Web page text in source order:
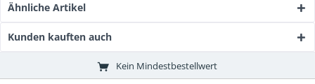
Ähnliche Artikel
Kunden kauften auch
Kein Mindestbestellwert